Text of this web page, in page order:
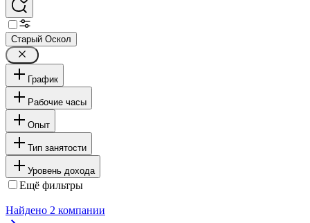
Старый Оскол
График
Рабочие часы
Опыт
Тип занятости
Уровень дохода
Ещё фильтры
Найдено 2 компании